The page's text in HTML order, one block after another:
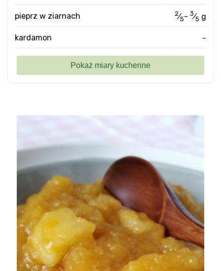
pieprz w ziarnach 2⁄5- 3⁄5 g
kardamon -